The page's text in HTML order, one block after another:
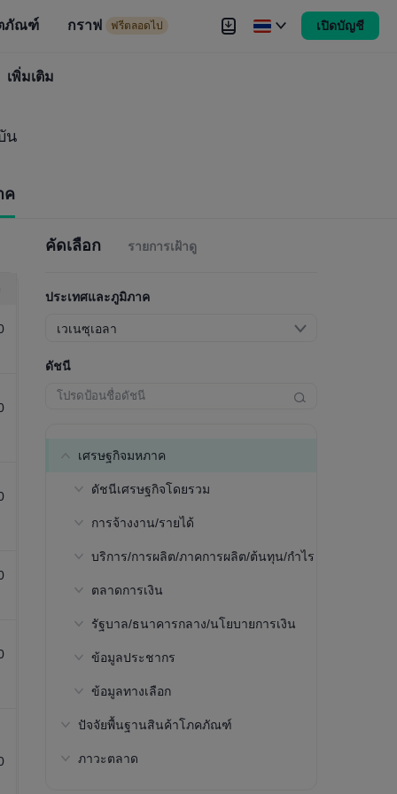
ภัณฑ์ กราฟ ฟรีตลอดไป
ขัน
เปิดบัญชี
ไป
เพิ่มเติม
น
ค
คัดเลือก รายการเฝ้าดู
ประเทศและภูมิภาค
เวเนซุเอลา
ดัชนี
เศรษฐกิจมหภาค
ดัชนีเศรษฐกิจโดยรวม
ผลิตภัณฑ์มวลรวมภายใน
จริง(NSA, USD, การคาดการณ์ของ
ผลิตภัณฑ์มวลรวมภายใน
ประเทศ(GDP)ตามมูลค่าที่แท้
จริง(PPP, การคาดการณ์ของ IMF)
ผลิตภัณฑ์มวลรวมภายในประเทศต่อ
IMF)
ผลิตภัณฑ์มวลรวมภายในประเทศต่อ
การจ้างงาน/รายได้
อัตราการมีส่วนร่วมในกำลังแรงงาน-
องค์การแรงงานระหว่างประเทศ)
อัตราการมีส่วนร่วมในกำลังแรงงาน-
องค์การแรงงานระหว่างประเทศ)
อัตราการมีส่วนร่วมในกำลังแรงงาน-
อายุ 25 ถึง 54 ปี(ประมาณการโดย
บริการ/การผลิต/ภาคการผลิต/ต้นทุน/กำไร
ผลผลิตจริงต่อชั่วโมง(ดอลลาร์
สหรัฐฯ, ประมาณการโดย PWT)
ตลาดการเงิน
สถานะการลงทุนระหว่างประเทศสุทธิ
รัฐบาล/ธนาคารกลาง/นโยบายการเงิน
อัตราดอกเบี้ยอ้างอิง
ข้อมูลประชากร
การช่วยเหลือผู้สูงอายุ
ประชากรทั้งหมด
ประชากรที่มีอายุระหว่าง 15 ถึง 64 ปี
ข้อมูลทางเลือก
ดัชนีความเสี่ยงทางภูมิรัฐศาสตร์
ดัชนีความเสี่ยงทาง
ปัจจัยพื้นฐานสินค้าโภคภัณฑ์
ภาวะตลาด